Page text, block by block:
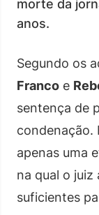
morte da
anos.
Segundo os
Franco e
sentença de
condenação.
apenas uma
na qual o juiz
suficientes